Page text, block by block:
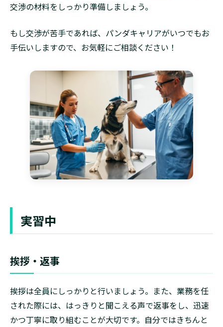
交渉の材料をしっかり準備しましょう。
もし交渉が苦手であれば、パンダキャリアがいつでもお
手伝いしますので、お気軽にご相談ください！
実習中
挨拶・返事
挨拶は全員にしっかりと行いましょう。また、業務を任
された際には、はっきりと聞こえる声で返事をし、迅速
かつ丁寧に取り組むことが大切です。自分ではきちんと